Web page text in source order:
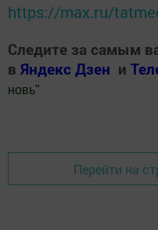
https://max.ru/
Следите за самым
в Яндекс Дзен и
новь"
Перейти на